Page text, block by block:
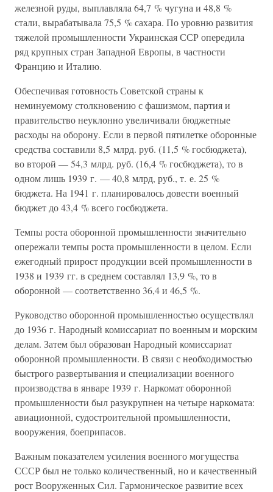
железной руды, выплавляла 64,7 % чугуна и 48,8 %
стали, вырабатывала 75,5 % сахара. По уровню развития
тяжелой промышленности Украинская ССР опередила
ряд крупных стран Западной Европы, в частности
Францию и Италию.
Обеспечивая готовность Советской страны к
неминуемому столкновению с фашизмом, партия и
правительство неуклонно увеличивали бюджетные
расходы на оборону. Если в первой пятилетке оборонные
средства составили 8,5 млрд. руб. (11,5 % госбюджета),
во второй — 54,3 млрд. руб. (16,4 % госбюджета), то в
одном лишь 1939 г. — 40,8 млрд, руб., т. е. 25 %
бюджета. На 1941 г. планировалось довести военный
бюджет до 43,4 % всего госбюджета.
Темпы роста оборонной промышленности значительно
опережали темпы роста промышленности в целом. Если
ежегодный прирост продукции всей промышленности в
1938 и 1939 гг. в среднем составлял 13,9 %, то в
оборонной — соответственно 36,4 и 46,5 %.
Руководство оборонной промышленностью осуществлял
до 1936 г. Народный комиссариат по военным и морским
делам. Затем был образован Народный комиссариат
оборонной промышленности. В связи с необходимостью
быстрого развертывания и специализации военного
производства в январе 1939 г. Наркомат оборонной
промышленности был разукрупнен на четыре наркомата:
авиационной, судостроительной промышленности,
вооружения, боеприпасов.
Важным показателем усиления военного могущества
СССР был не только количественный, но и качественный
рост Вооруженных Сил. Гармоническое развитие всех